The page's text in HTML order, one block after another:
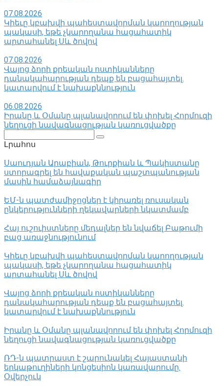
07.08.2026
Կիեւը կբախվի պահեստավորման կարողության
պակասի, եթե չկարողանա հացահատիկ
արտահանել Սև ծովով
07.08.2026
Վայոց ձորի քրեական ոստիկանները
դանակահարության դեպք են բացահայտել․
կատարվում է նախաքննություն
06.08.2026
Իրանը և Օմանը պլանավորում են փոխել Հորմուզի
նեղուցի նավագնացության կառուցվածքը
Լրահոս
Սաուդյան Արաբիան, Թուրքիան և Պակիստանը
ստորագրել են հավաքական պաշտպանության
մասին համաձայնագիր
ԵՄ-ն պատժամիջոցներ է կիրառել ռուսական
ընկերությունների ղեկավարների նկատմամբ
Հայ ուշուիստները մեդալներ են նվաճել Բաթումի
բաց առաջնությունում
Կիեւը կբախվի պահեստավորման կարողության
պակասի, եթե չկարողանա հացահատիկ
արտահանել Սև ծովով
Վայոց ձորի քրեական ոստիկանները
դանակահարության դեպք են բացահայտել․
կատարվում է նախաքննություն
Իրանը և Օմանը պլանավորում են փոխել Հորմուզի
նեղուցի նավագնացության կառուցվածքը
ՌԴ-ն պատրաստ է շարունակել Հայաստանի
երկաթուղիների կոնցեսիոն կառավարումը.
Օվերչուկ